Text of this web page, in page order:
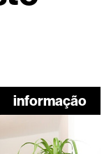
informação